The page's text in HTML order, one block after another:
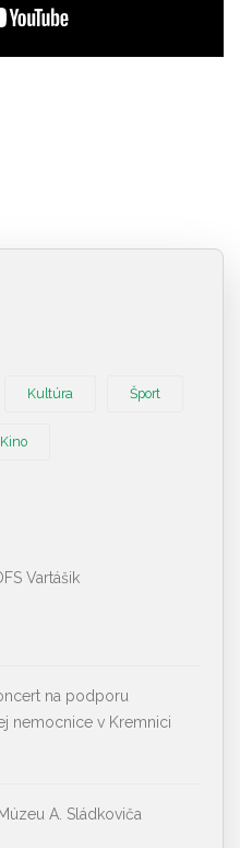
Kultúra Šport
Kino
Vartášik
na podporu
nemocnice v Kremnici
A. Sládkoviča